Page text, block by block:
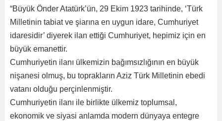
“Büyük Önder Atatürk’ün, 29 Ekim 1923 tarihinde, ‘Türk
Milletinin tabiat ve şiarına en uygun idare, Cumhuriyet
idaresidir’ diyerek ilan ettiği Cumhuriyet, hepimiz için en
büyük emanettir.
Cumhuriyetin ilanı ülkemizin bağımsızlığının en büyük
nişanesi olmuş, bu toprakların Aziz Türk Milletinin ebedi
vatanı olduğu perçinlenmiştir.
Cumhuriyetin ilanı ile birlikte ülkemiz toplumsal,
ekonomik ve siyasi anlamda modern dünyaya entegre